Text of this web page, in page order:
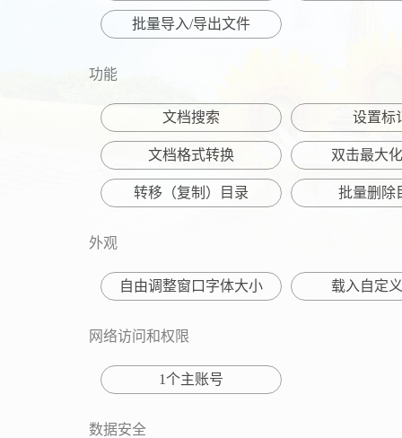
批量导入/导出文件
功能
文档搜索 设置标
文档格式转换 双击最大
转移（复制）目录 批量删除
外观
自由调整窗口字体大小 载入自定
网络访问和权限
1个主账号
数据安全